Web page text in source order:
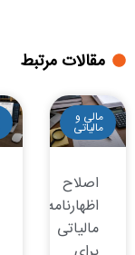
مقالات مرتبط
مالی و
مالیاتی
اصلاح
اظهارنامه
مالیاتی